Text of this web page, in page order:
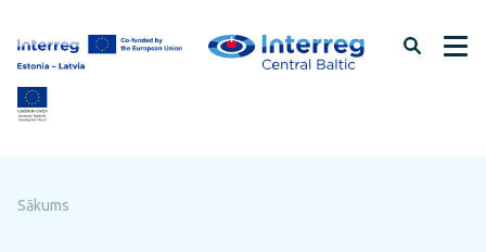
uz
lapas
saturu
Sākums